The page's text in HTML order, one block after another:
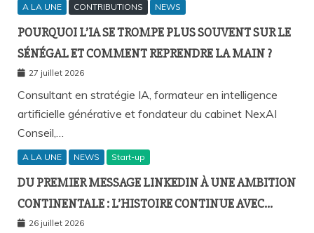
A LA UNE CONTRIBUTIONS NEWS
POURQUOI L’IA SE TROMPE PLUS SOUVENT SUR LE
SÉNÉGAL ET COMMENT REPRENDRE LA MAIN ?
27 juillet 2026
Consultant en stratégie IA, formateur en intelligence
artificielle générative et fondateur du cabinet NexAI
Conseil,…
A LA UNE NEWS Start-up
DU PREMIER MESSAGE LINKEDIN À UNE AMBITION
CONTINENTALE : L’HISTOIRE CONTINUE AVEC
BIRAHIM FALL ET BICTORYS
26 juillet 2026